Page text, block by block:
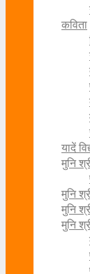
कविता
यादें
मुनि
मुनि
मुनि
मुनि